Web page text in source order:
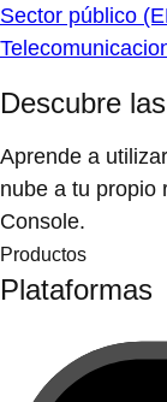
Sector público
Descubre
Aprende a
nube a tu propio
Console.
Productos
Plataformas